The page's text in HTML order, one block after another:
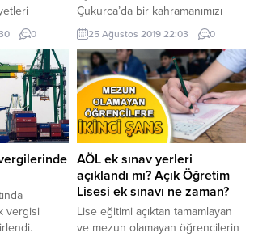
55
idareciye
0
Çukurca’da bir kahramanımızı
şehit verdik. Bugün de, Irak’ın
Kuzeyinde devam eden Pençe-3
Harekâtı kapsamında üç
kahramanımız şehit düştü, yedi
kahramanımız da yaralandı. Acımız
büyük olsa da, hiçbir ihtimali
ağırdan almamalıyız, kararlılığımızı
tartışmaya açmamalıyız. Terörün
kökü kazınmalıdır" dedi.
25 Ağustos 2019 22:03 0
vergisi
AÖL ek sınav yerleri
açıklandı mı? Açık Öğretim
Lisesi ek sınavı ne zaman?
Lise eğitimi açıktan tamamlayan
ve mezun olamayan öğrencilerin